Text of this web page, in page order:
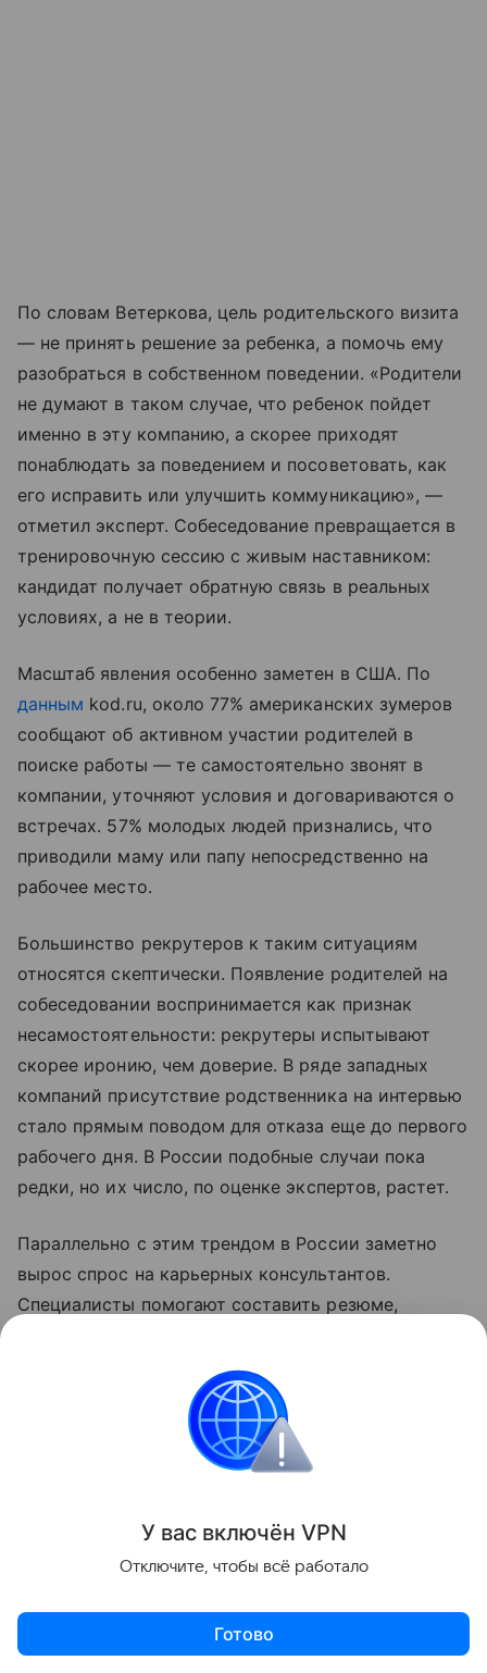
По словам Ветеркова, цель родительского визита
— не принять решение за ребенка, а помочь ему
разобраться в собственном поведении. «Родители
не думают в таком случае, что ребенок пойдет
именно в эту компанию, а скорее приходят
понаблюдать за поведением и посоветовать, как
его исправить или улучшить коммуникацию», —
отметил эксперт. Собеседование превращается в
тренировочную сессию с живым наставником:
кандидат получает обратную связь в реальных
условиях, а не в теории.
Масштаб явления особенно заметен в США. По
данным kod.ru, около 77% американских зумеров
сообщают об активном участии родителей в
поиске работы — те самостоятельно звонят в
компании, уточняют условия и договариваются о
встречах. 57% молодых людей признались, что
приводили маму или папу непосредственно на
рабочее место.
Большинство рекрутеров к таким ситуациям
относятся скептически. Появление родителей на
собеседовании воспринимается как признак
несамостоятельности: рекрутеры испытывают
скорее иронию, чем доверие. В ряде западных
компаний присутствие родственника на интервью
стало прямым поводом для отказа еще до первого
рабочего дня. В России подобные случаи пока
редки, но их число, по оценке экспертов, растет.
Параллельно с этим трендом в России заметно
вырос спрос на карьерных консультантов.
Специалисты помогают составить резюме,
нередко сопровождают соискателя на первое
интервью. По существу, они выполняют схожую
роль — снижают тревогу и дают объективную
обратную связь, — но с профессиональной
У вас включён VPN
Отключите, чтобы всё работало
Готово